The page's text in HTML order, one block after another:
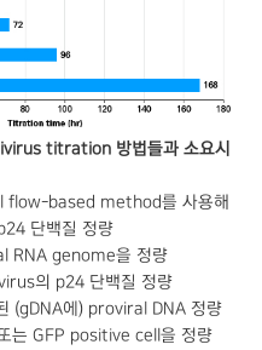
titration 방법들과 소요시
flow-based method를 사용해
단백질 정량
RNA genome을 정량
의 p24 단백질 정량
(gDNA에) proviral DNA 정량
는 GFP positive cell을 정량